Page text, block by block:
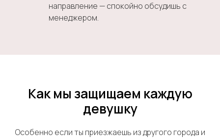
направление — спокойно обсудишь с
менеджером.
Как мы защищаем каждую
девушку
Особенно если ты приезжаешь из другого города и